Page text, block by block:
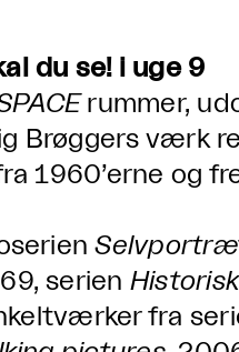
du se! i uge 9
rummer,
Brøggers værk
1960’erne og
serien
fra